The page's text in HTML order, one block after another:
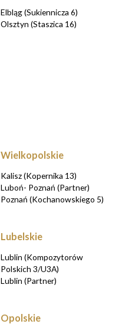
Elbląg (Sukiennicza 6)
Olsztyn (Staszica 16)
Wielkopolskie
Kalisz (Kopernika 13)
Luboń- Poznań (Partner)
Poznań (Kochanowskiego 5)
Lubelskie
Lublin (Kompozytorów
Polskich 3/U3A)
Lublin (Partner)
Opolskie